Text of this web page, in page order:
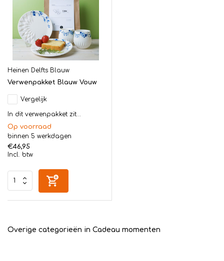
Heinen Delfts Blauw
Verwenpakket Blauw Vouw
Vergelijk
In dit verwenpakket zit...
Op voorraad
binnen 5 werkdagen
€46,95
Incl. btw
Overige categorieën in Cadeau momenten